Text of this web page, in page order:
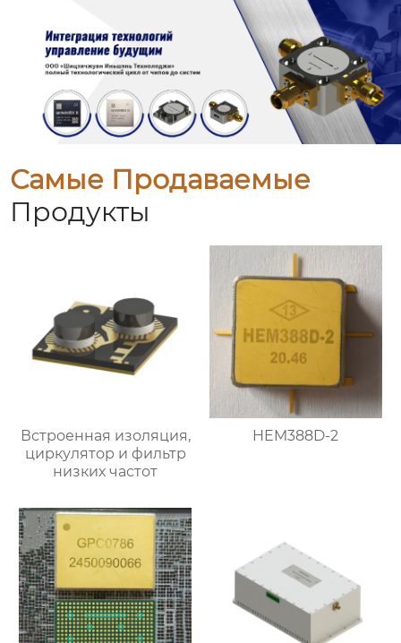
Самые Продаваемые
Продукты
Встроенная изоляция,
циркулятор и фильтр
низких частот
HEM388D-2